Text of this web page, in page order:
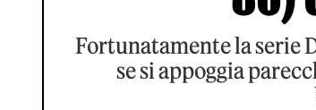
Fortunatamente la serie
se si appoggia